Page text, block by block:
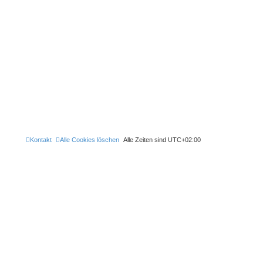
Alle Zeiten sind UTC+02:00
Alle Cookies löschen
Kontakt